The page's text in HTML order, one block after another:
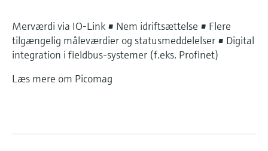
Merværdi via IO-Link • Nem idriftsættelse • Flere
tilgængelig måleværdier og statusmeddelelser • Digital
integration i fieldbus-systemer (f.eks. Profinet)
Læs mere om Picomag